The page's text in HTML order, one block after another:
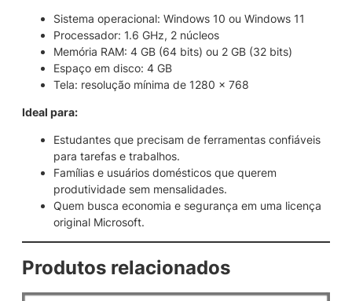
Sistema operacional: Windows 10 ou Windows 11
Processador: 1.6 GHz, 2 núcleos
Memória RAM: 4 GB (64 bits) ou 2 GB (32 bits)
Espaço em disco: 4 GB
Tela: resolução mínima de 1280 x 768
Ideal para:
Estudantes que precisam de ferramentas confiáveis
para tarefas e trabalhos.
Famílias e usuários domésticos que querem
produtividade sem mensalidades.
Quem busca economia e segurança em uma licença
original Microsoft.
Produtos relacionados